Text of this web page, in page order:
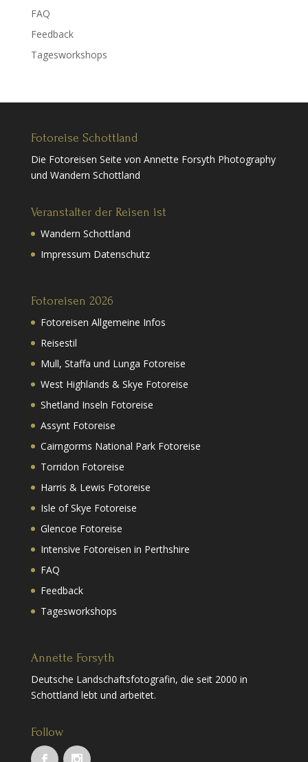
FAQ
Feedback
Tagesworkshops
Fotoreise Schottland
Die Fotoreisen Seite von Annette Forsyth Photography
und Wandern Schottland
Veranstalter der Reisen ist
Wandern Schottland
Impressum Datenschutz
Fotoreisen 2026
Fotoreisen Allgemeine Infos
Reisestil
Mull, Staffa und Lunga Fotoreise
West Highlands & Skye Fotoreise
Shetland Inseln Fotoreise
Assynt Fotoreise
Cairngorms National Park Fotoreise
Torridon Fotoreise
Harris & Lewis Fotoreise
Isle of Skye Fotoreise
Glencoe Fotoreise
Intensive Fotoreisen in Perthshire
FAQ
Feedback
Tagesworkshops
Annette Forsyth
Deutsche Landschaftsfotografin, die seit 2000 in
Schottland lebt und arbeitet.
Follow